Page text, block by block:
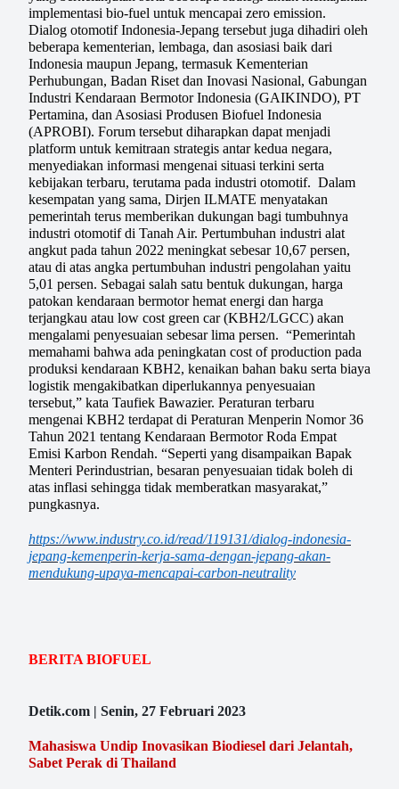
implementasi bio-fuel untuk mencapai zero emission.
Dialog otomotif Indonesia-Jepang tersebut juga dihadiri oleh
beberapa kementerian, lembaga, dan asosiasi baik dari
Indonesia maupun Jepang, termasuk Kementerian
Perhubungan, Badan Riset dan Inovasi Nasional, Gabungan
Industri Kendaraan Bermotor Indonesia (GAIKINDO), PT
Pertamina, dan Asosiasi Produsen Biofuel Indonesia
(APROBI). Forum tersebut diharapkan dapat menjadi
platform untuk kemitraan strategis antar kedua negara,
menyediakan informasi mengenai situasi terkini serta
kebijakan terbaru, terutama pada industri otomotif. Dalam
kesempatan yang sama, Dirjen ILMATE menyatakan
pemerintah terus memberikan dukungan bagi tumbuhnya
industri otomotif di Tanah Air. Pertumbuhan industri alat
angkut pada tahun 2022 meningkat sebesar 10,67 persen,
atau di atas angka pertumbuhan industri pengolahan yaitu
5,01 persen. Sebagai salah satu bentuk dukungan, harga
patokan kendaraan bermotor hemat energi dan harga
terjangkau atau low cost green car (KBH2/LGCC) akan
mengalami penyesuaian sebesar lima persen. “Pemerintah
memahami bahwa ada peningkatan cost of production pada
produksi kendaraan KBH2, kenaikan bahan baku serta biaya
logistik mengakibatkan diperlukannya penyesuaian
tersebut,” kata Taufiek Bawazier. Peraturan terbaru
mengenai KBH2 terdapat di Peraturan Menperin Nomor 36
Tahun 2021 tentang Kendaraan Bermotor Roda Empat
Emisi Karbon Rendah. “Seperti yang disampaikan Bapak
Menteri Perindustrian, besaran penyesuaian tidak boleh di
atas inflasi sehingga tidak memberatkan masyarakat,”
pungkasnya.
https://www.industry.co.id/read/119131/dialog-indonesia-
jepang-kemenperin-kerja-sama-dengan-jepang-akan-
mendukung-upaya-mencapai-carbon-neutrality
BERITA BIOFUEL
Detik.com | Senin, 27 Februari 2023
Mahasiswa Undip Inovasikan Biodiesel dari Jelantah,
Sabet Perak di Thailand